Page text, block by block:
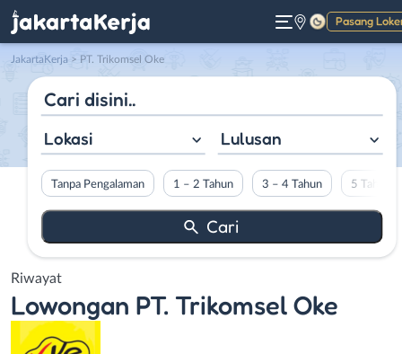
Pasang
Gelap
JakartaKerja > PT. Trikomsel Oke
Lokasi Lulusan
Tanpa Pengalaman 1 – 2 Tahun 3 – 4 Tahun 5 Tahun
Riwayat
Lowongan PT. Trikomsel Oke